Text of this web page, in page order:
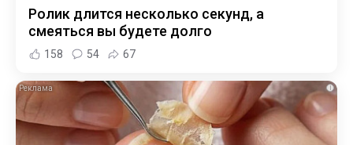
Ролик длится несколько секунд, а
смеяться вы будете долго
158 54 67
i